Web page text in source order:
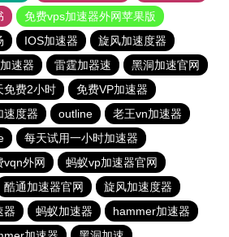
免费vps加速器外网苹果版
IOS加速器
旋风加速度器
速器 雷霆加器速
黑洞加速官网
免费2小时
免费VP加速器
速度器 outline
老王vn加速器
每天试用一小时加速器
vqn外网
蚂蚁vp加速器官网
酷通加速器官网
旋风加速度器
器 蚂蚁加速器
hammer加速器